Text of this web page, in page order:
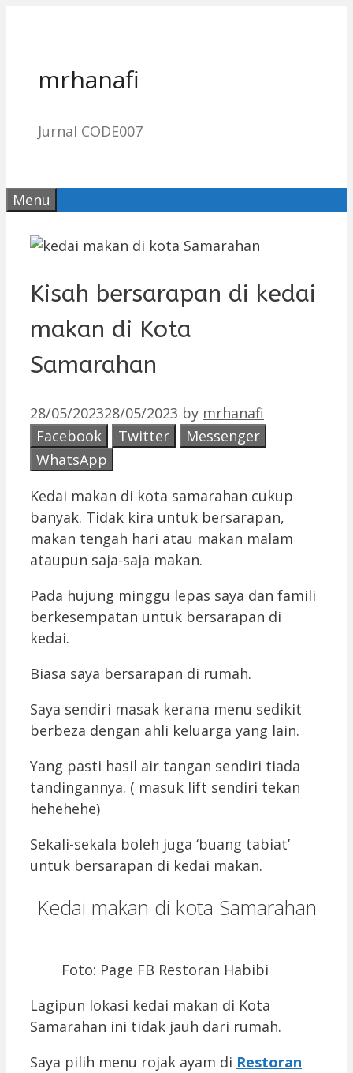
mrhanafi
Jurnal CODE007
Menu
Kisah bersarapan di kedai
makan di Kota
Samarahan
28/05/202328/05/2023 by mrhanafi
Facebook
Twitter
Messenger
WhatsApp
Kedai makan di kota samarahan cukup
banyak. Tidak kira untuk bersarapan,
makan tengah hari atau makan malam
ataupun saja-saja makan.
Pada hujung minggu lepas saya dan famili
berkesempatan untuk bersarapan di
kedai.
Biasa saya bersarapan di rumah.
Saya sendiri masak kerana menu sedikit
berbeza dengan ahli keluarga yang lain.
Yang pasti hasil air tangan sendiri tiada
tandingannya. ( masuk lift sendiri tekan
hehehehe)
Sekali-sekala boleh juga ‘buang tabiat’
untuk bersarapan di kedai makan.
Kedai makan di kota Samarahan
Foto: Page FB Restoran Habibi
Lagipun lokasi kedai makan di Kota
Samarahan ini tidak jauh dari rumah.
Saya pilih menu rojak ayam di Restoran